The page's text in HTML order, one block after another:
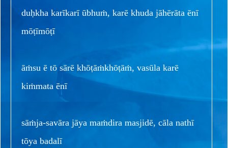
duḥkha karīkarī ūbhuṁ, karē khuda jāhērāta ēnī
mōṭīmōṭī
āṁsu ē tō sārē khōṭāṁkhōṭāṁ, vasūla karē
kiṁmata ēnī
sāṁja-savāra jāya maṁdira masjidē, cāla nathī
tōya badalī